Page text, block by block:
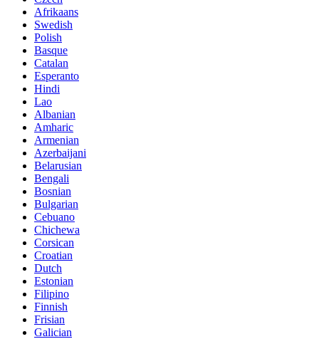
Afrikaans
Swedish
Polish
Basque
Catalan
Esperanto
Hindi
Lao
Albanian
Amharic
Armenian
Azerbaijani
Belarusian
Bengali
Bosnian
Bulgarian
Cebuano
Chichewa
Corsican
Croatian
Dutch
Estonian
Filipino
Finnish
Frisian
Galician